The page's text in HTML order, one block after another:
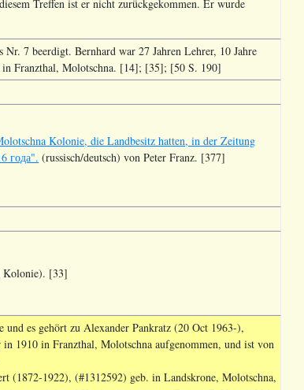
Treffen ist er nicht zurückgekommen. Er wurde
7 beerdigt. Bernhard war 27 Jahren Lehrer, 10 Jahre
in Franzthal, Molotschna. [14]; [35]; [50 S. 190]
Kolonie, die Landbesitz hatten, in der Zeitung
года". (russisch/deutsch) von Peter Franz. [377]
Kolonie). [33]
es gehört zu Alexander Pankratz (20 Oct 1963-),
1910 in Franzthal, Molotschna aufgenommen, und ist von
(1872-1922), (#1312592) geb. in Landskrone, Molotschna,